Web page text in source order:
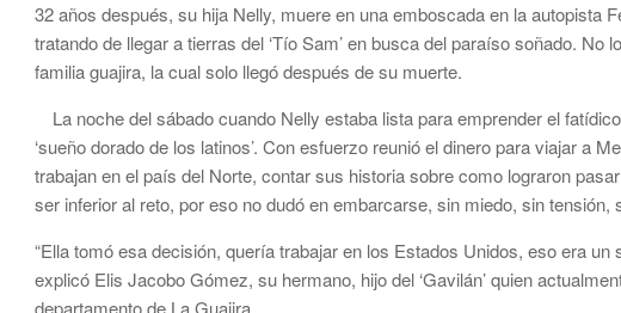
32 años después, su hija Nelly, muere en una emboscada en la autopista
tratando de llegar a tierras del ‘Tío Sam’ en busca del paraíso soñado.
familia guajira, la cual solo llegó después de su muerte.
La noche del sábado cuando Nelly estaba lista para emprender el
‘sueño dorado de los latinos’. Con esfuerzo reunió el dinero para viajar a
trabajan en el país del Norte, contar sus historia sobre como lograron
ser inferior al reto, por eso no dudó en embarcarse, sin miedo, sin tensión,
“Ella tomó esa decisión, quería trabajar en los Estados Unidos, eso era
explicó Elis Jacobo Gómez, su hermano, hijo del ‘Gavilán’ quien
departamento de La Guajira.